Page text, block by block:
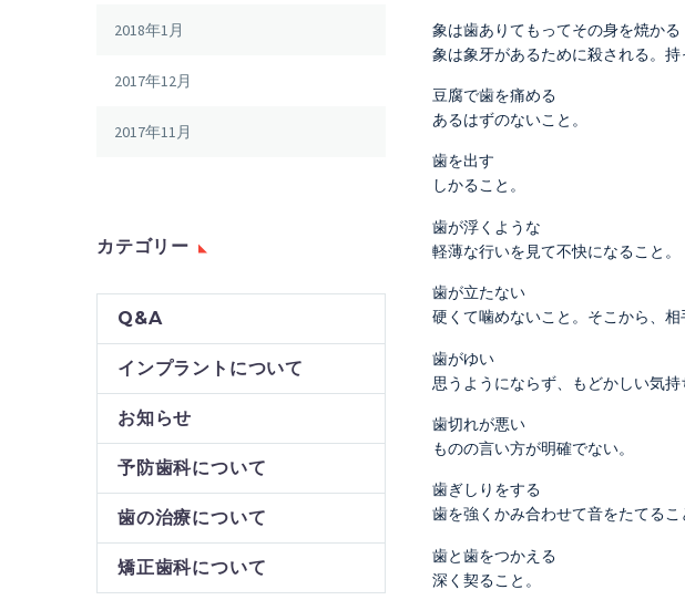
象は歯ありてもってその身を焼かる
象は象牙があるために殺される。持
豆腐で歯を痛める
あるはずのないこと。
歯を出す
しかること。
歯が浮くような
軽薄な行いを見て不快になること。
歯が立たない
硬くて噛めないこと。そこから、相
歯がゆい
思うようにならず、もどかしい気持
歯切れが悪い
ものの言い方が明確でない。
歯ぎしりをする
歯を強くかみ合わせて音をたてるこ
歯と歯をつかえる
深く契ること。
2018年1月
2017年12月
2017年11月
カテゴリー
Q&A
インプラントについて
お知らせ
予防歯科について
歯の治療について
矯正歯科について